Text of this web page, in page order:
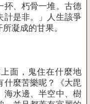
抔、朽骨一堆。古德
計是非。」人生該爭
凝成的甘果。
面，鬼住在什麼地
什麼苦樂呢？《大毘
海水邊、半空中、樹